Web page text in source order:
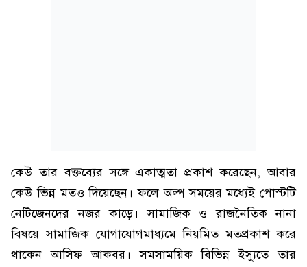
কেউ তার বক্তব্যের সঙ্গে একাত্মতা প্রকাশ করেছেন, আবার
কেউ ভিন্ন মতও দিয়েছেন। ফলে অল্প সময়ের মধ্যেই পোস্টটি
নেটিজেনদের নজর কাড়ে। সামাজিক ও রাজনৈতিক নানা
বিষয়ে সামাজিক যোগাযোগমাধ্যমে নিয়মিত মতপ্রকাশ করে
থাকেন আসিফ আকবর। সমসাময়িক বিভিন্ন ইস্যুতে তার